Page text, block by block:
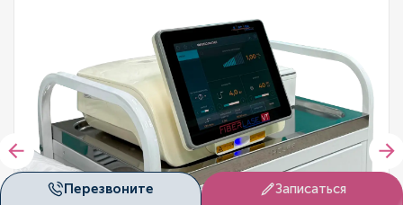
Перезвоните Записаться